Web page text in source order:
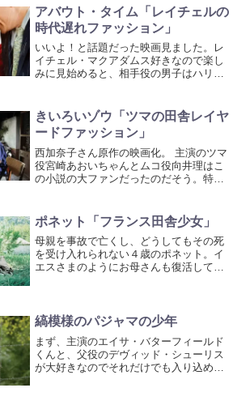
らはあれよあれよと言う間に船を占拠。
でもフィリップスの機転で...
アバウト・タイム「レイチェルの
時代遅れファッション」
いいよ！と話題だった映画見ました。レ
イチェル・マクアダムス好きなので楽し
みに見始めると、相手役の男子はハリー
とその父役は魔法省大臣。チョイ役でダ
ドリーおじさんが出るなど...
きいろいゾウ「ツマの田舎レイヤ
ードファッション」
西加奈子さん原作の映画化。 主演のツマ
役宮崎あおいちゃんとムコ役向井理はこ
の小説の大ファンだったのだそう。特に
ン。というだけあって、ほんとに繊細な
ツマの心の移り変わりを...
ポネット「フランス田舎少女」
母親を事故で亡くし、どうしてもその死
を受け入れられない４歳のポネット。イ
エスさまのようにお母さんも復活して、
奇跡が・・・ジェーン・バ...
縞模様のパジャマの少年
まず、主演のエイサ・バターフィールド
くんと、父役のデヴィッド・シューリス
が大好きなのでそれだけでも入り込める